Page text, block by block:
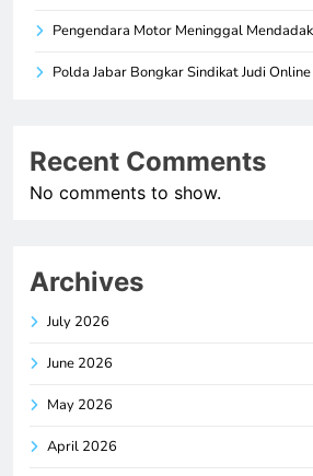
Pengendara Motor Meninggal
Polda Jabar Bongkar Sindikat Judi
Recent Comments
No comments to show.
Archives
July 2026
June 2026
May 2026
April 2026